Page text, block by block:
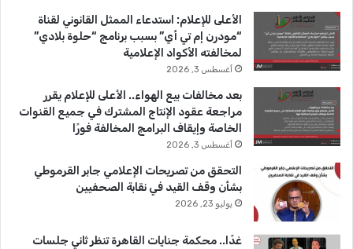
b
e
ا
م
الأعلى للإعلام: استدعاء الممثل القانوني لقناة
“مودرن إم تي أي” بسبب برنامج “حلوة بلادي”
لمخالفته الأكواد الإعلامية
أغسطس 3, 2026
بعد مخالفات بيع الهواء.. الأعلى للإعلام يقرر
مراجعة عقود الإنتاج المشترك في جميع القنوات
الخاصة وإيقاف البرامج المخالفة فورًا
أغسطس 3, 2026
التحقق من تصريحات الإعلامي جابر القرموطي
بشأن وقف القيد في نقابة الصحفيين
يوليو 23, 2026
غدًا.. محكمة جنايات القاهرة تنظر ثاني جلسات